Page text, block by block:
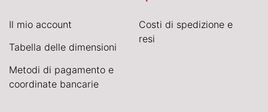
Il mio account
Tabella delle dimensioni
Metodi di pagamento e
coordinate bancarie
Costi di spedizione e
resi